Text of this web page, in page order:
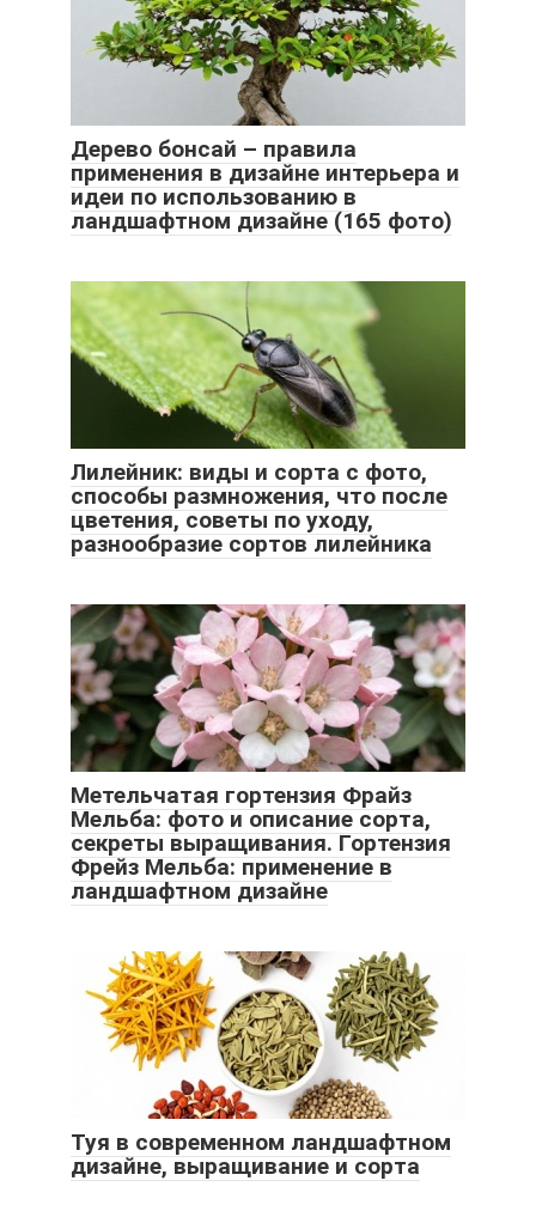
Дерево бонсай – правила
применения в дизайне интерьера и
идеи по использованию в
ландшафтном дизайне (165 фото)
Лилейник: виды и сорта с фото,
способы размножения, что после
цветения, советы по уходу,
разнообразие сортов лилейника
Метельчатая гортензия Фрайз
Мельба: фото и описание сорта,
секреты выращивания. Гортензия
Фрейз Мельба: применение в
ландшафтном дизайне
Туя в современном ландшафтном
дизайне, выращивание и сорта